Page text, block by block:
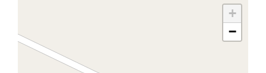
+
−